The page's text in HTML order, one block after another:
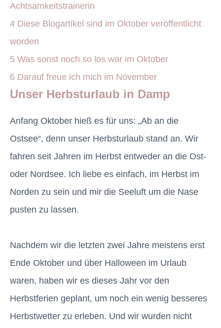
Achtsamkeitstrainerin
4 Diese Blogartikel sind im Oktober veröffentlicht
worden
5 Was sonst noch so los war im Oktober
6 Darauf freue ich mich im November
Unser Herbsturlaub in Damp
Anfang Oktober hieß es für uns: „Ab an die
Ostsee“, denn unser Herbsturlaub stand an. Wir
fahren seit Jahren im Herbst entweder an die Ost-
oder Nordsee. Ich liebe es einfach, im Herbst im
Norden zu sein und mir die Seeluft um die Nase
pusten zu lassen.
Nachdem wir die letzten zwei Jahre meistens erst
Ende Oktober und über Halloween im Urlaub
waren, haben wir es dieses Jahr vor den
Herbstferien geplant, um noch ein wenig besseres
Herbstwetter zu erleben. Und wir wurden nicht